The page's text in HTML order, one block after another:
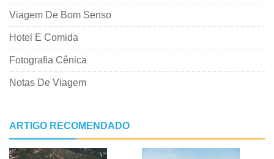
Viagem De Bom Senso
Hotel E Comida
Fotografia Cênica
Notas De Viagem
ARTIGO RECOMENDADO